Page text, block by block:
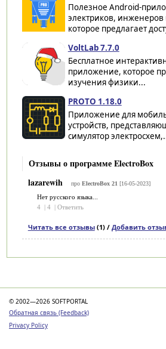
Полезное Android-
электриков, инженеров
которое предлагает
VoltLab 7.7.0
Бесплатное
приложение, которое
изучения физики...
PROTO 1.18.0
Приложение для
устройств,
симулятор
Отзывы о программе ElectroBox
lazarewih
про ElectroBox 21 [16-05-2023]
Нет русского языка...
4
4 Ответить
Читать все отзывы(1) / Добавить
© 2002—2026 SOFTPORTAL
Обратная связь (Feedback)
Privacy Policy